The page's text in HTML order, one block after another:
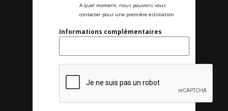
A quel moment, nous pouvons vous
contacter pour une première estimation.
Informations complémentaires